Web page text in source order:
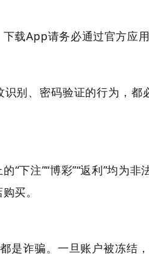
载App请务必通过官方应用
别、密码验证的行为，都
“下注”“博彩”“返利”均为
买。
都是诈骗。一旦账户被冻